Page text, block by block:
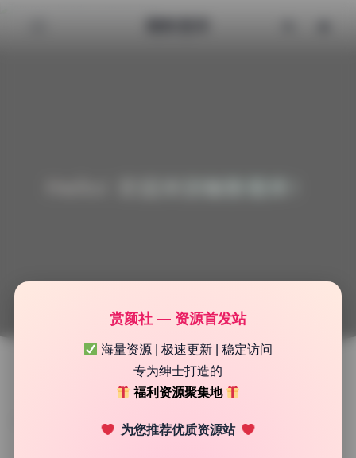
赏颜社 — 资源首发站
海量资源 | 极速更新 | 稳定访问
专为绅士打造的
福利资源聚集地
为您推荐优质资源站